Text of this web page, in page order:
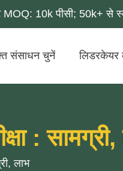
MOQ: 10k पीसी; 50k+ से
संसाधन चुनें लिडरकेयर
: सामग्री,
लाभ